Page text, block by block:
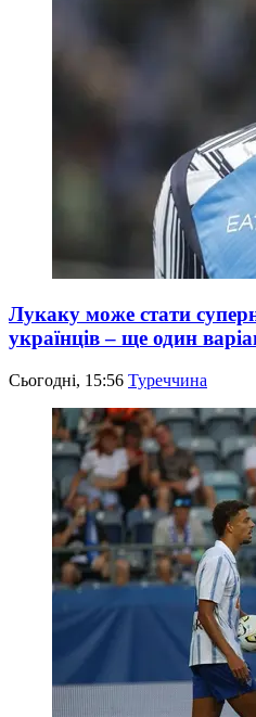
Лукаку може стати
українців – ще один
Сьогодні, 15:56 Туреччина